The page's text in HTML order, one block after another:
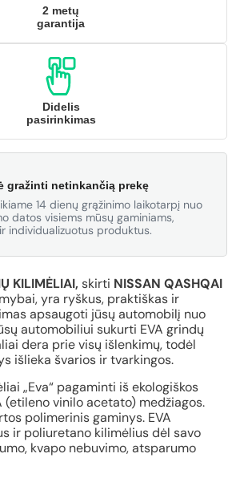
2 metų
garantija
Didelis
pasirinkimas
gražinti netinkančią prekę
14 dienų grąžinimo laikotarpį nuo
datos visiems mūsų gaminiams,
individualizuotus produktus.
KILIMĖLIAI, skirti NISSAN QASHQAI
yra ryškus, praktiškas ir
apsaugoti jūsų automobilį nuo
automobiliui sukurti EVA grindų
dera prie visų išlenkimų, todėl
išlieka švarios ir tvarkingos.
„Eva“ pagaminti iš ekologiškos
(etileno vinilo acetato) medžiagos.
polimerinis gaminys. EVA
ir poliuretano kilimėlius dėl savo
kvapo nebuvimo, atsparumo